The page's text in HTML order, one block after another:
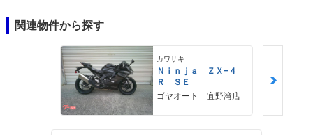
関連物件から探す
カワサキ
Ｎｉｎｊａ ＺＸ−４
Ｒ ＳＥ
ゴヤオート 宜野湾店